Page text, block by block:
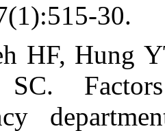
Hsieh HF,
Chang